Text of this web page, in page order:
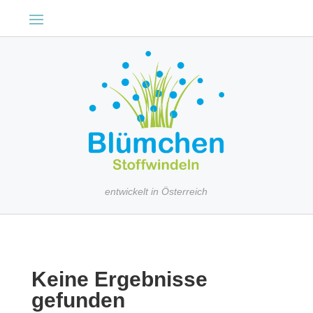
entwickelt in Österreich
Keine Ergebnisse
gefunden